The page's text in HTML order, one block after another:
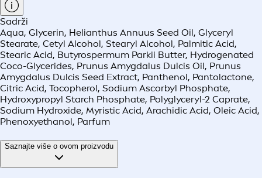
Sadrži
Aqua, Glycerin, Helianthus Annuus Seed Oil, Glyceryl
Stearate, Cetyl Alcohol, Stearyl Alcohol, Palmitic Acid,
Stearic Acid, Butyrospermum Parkii Butter, Hydrogenated
Coco-Glycerides, Prunus Amygdalus Dulcis Oil, Prunus
Amygdalus Dulcis Seed Extract, Panthenol, Pantolactone,
Citric Acid, Tocopherol, Sodium Ascorbyl Phosphate,
Hydroxypropyl Starch Phosphate, Polyglyceryl-2 Caprate,
Sodium Hydroxide, Myristic Acid, Arachidic Acid, Oleic Acid,
Phenoxyethanol, Parfum
Saznajte više o ovom proizvodu